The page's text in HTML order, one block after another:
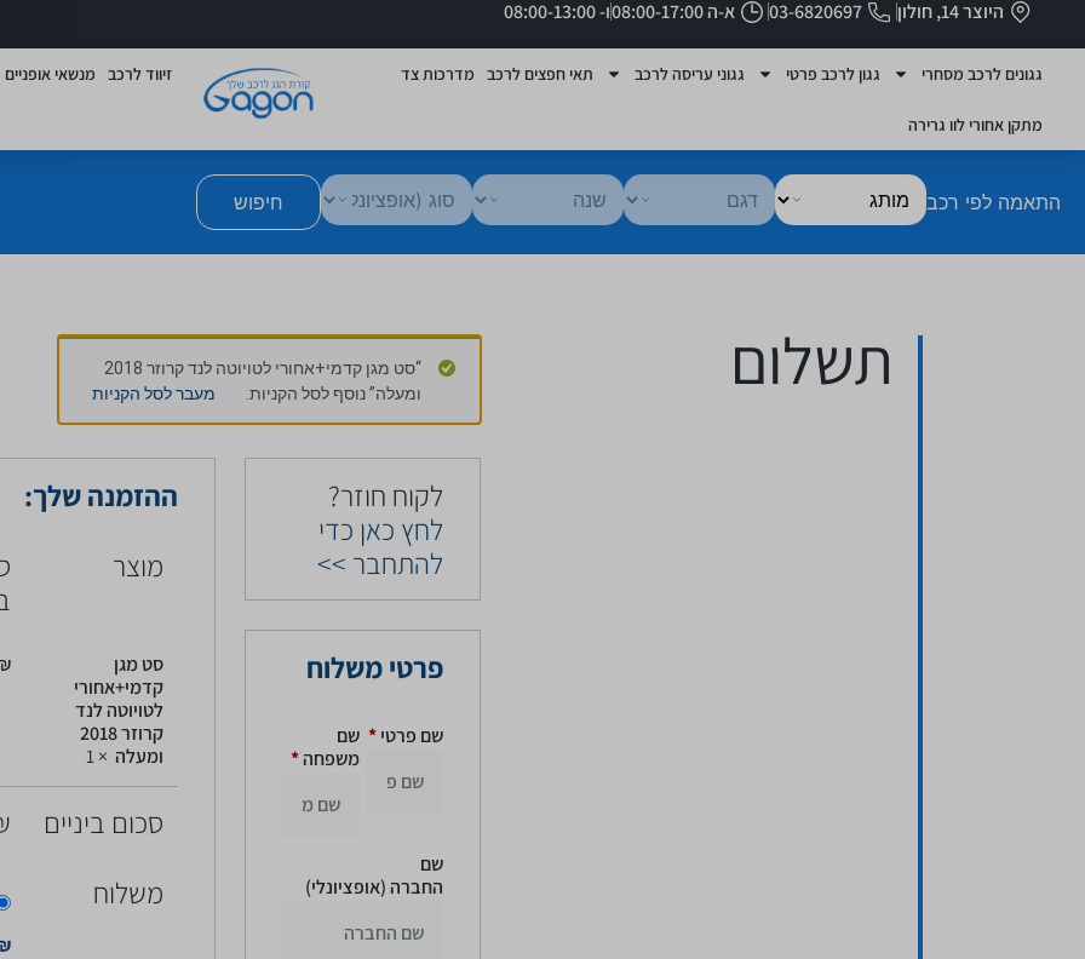
היוצר 14, חולון 03-6820697 א-ה 08:00-17:00 ו- 08:00-13:00
גגונים לרכב מסחרי גגון לרכב פרטי גגוני עריסה לרכב תאי חפצים לרכב מדרכות צד
מתקן אחורי לוו גרירה
זיווד לרכב מנשאי אופניים
התאמה לפי רכב חיפוש
תשלום
“סט מגן קדמי+אחורי לטויוטה לנד קרוזר 2018
ומעלה” נוסף לסל הקניות.
מעבר לסל הקניות
לקוח חוזר?
לחץ כאן כדי
להתחבר >>
פרטי משלוח
שם פרטי* שם
משפחה*
שם
החברה (אופציונלי)
ההזמנה שלך:
מוצר
סט מגן
קדמי+אחורי
לטויוטה לנד
קרוזר 2018
ומעלה × 1
סכום ביניים
משלוח